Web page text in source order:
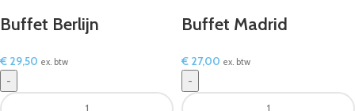
Buffet Berlijn
€ 29,50 ex. btw
Buffet Madrid
€ 27,00 ex. btw